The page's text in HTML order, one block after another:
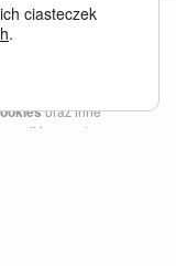
oraz inne
w celu
ciasteczek
.